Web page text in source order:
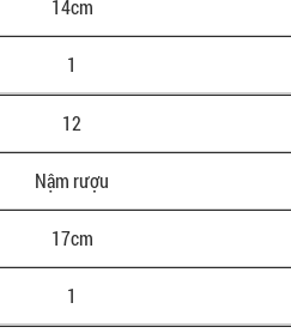
14cm
1
12
Nậm rượu
17cm
1